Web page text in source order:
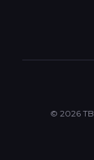
© 2026